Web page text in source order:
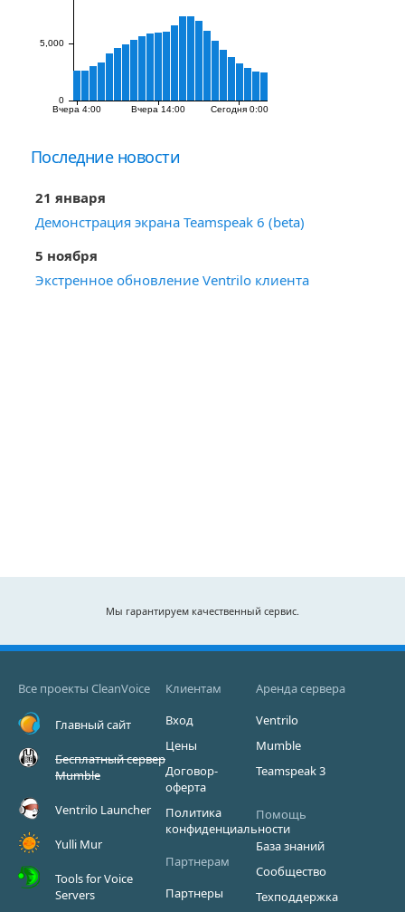
Последние новости
21 января
Демонстрация экрана Teamspeak 6 (beta)
5 ноября
Экстренное обновление Ventrilo клиента
Мы гарантируем качественный сервис.
Все проекты CleanVoice
Главный сайт
Бесплатный сервер
Mumble
Ventrilo Launcher
Yulli Mur
Tools for Voice
Servers
Клиентам
Вход
Цены
Договор-
оферта
Политика
конфиденциальности
Партнерам
Партнеры
Аренда сервера
Ventrilo
Mumble
Teamspeak 3
Помощь
База знаний
Сообщество
Техподдержка